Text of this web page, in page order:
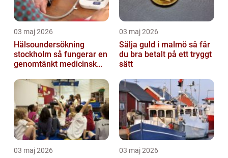
03 maj 2026
Hälsoundersökning
stockholm så fungerar en
genomtänkt medicinsk
03 maj 2026
Sälja guld i malmö så får
du bra betalt på ett tryggt
sätt
03 maj 2026 03 maj 2026